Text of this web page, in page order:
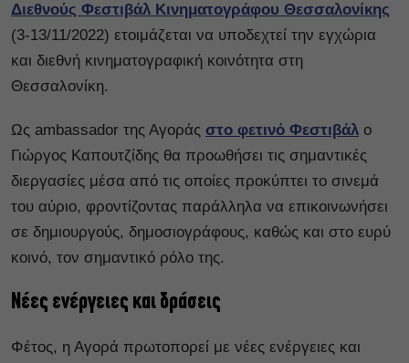
Διεθνούς Φεστιβάλ Κινηματογράφου Θεσσαλονίκης
(3-13/11/2022) ετοιμάζεται να υποδεχτεί την εγχώρια
και διεθνή κινηματογραφική κοινότητα στη
Θεσσαλονίκη.
Ως ambassador της Αγοράς στο φετινό Φεστιβάλ ο
Γιώργος Καπουτζίδης θα προωθήσει τις σημαντικές
διεργασίες μέσα από τις οποίες προκύπτει το σινεμά
του αύριο, φροντίζοντας παράλληλα να επικοινωνήσει
σε δημιουργούς, δημοσιογράφους, καθώς και στο ευρύ
κοινό, τον σημαντικό ρόλο της.
Νέες ενέργειες και δράσεις
Φέτος, η Αγορά πρωτοπορεί με νέες ενέργειες και